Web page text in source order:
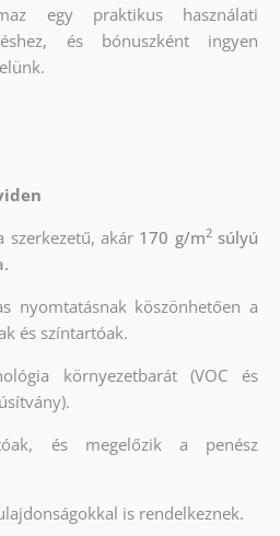
egy praktikus használati
és bónuszként ingyen
szerkezetű, akár170 g/m2súlyú
nyomtatásnak köszönhetően a
és színtartóak.
környezetbarát (VOC és
és megelőzik a penész
is rendelkeznek.